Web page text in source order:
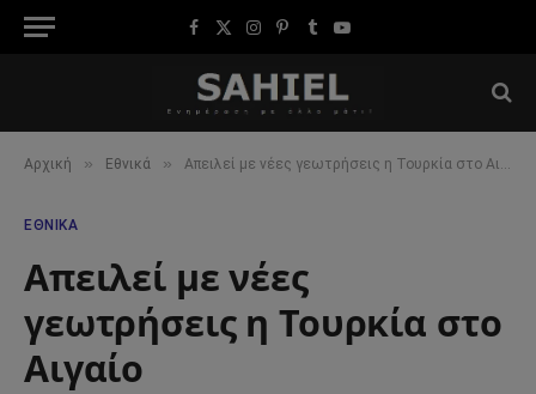
Facebook
X
Instagram
Pinterest
TumblrYouTube
Αρχική » Εθνικά » Απειλεί με νέες γεωτρήσεις η Τουρκία στο Αιγαίο
ΕΘΝΙΚΆ
Απειλεί με νέες
γεωτρήσεις η Τουρκία στο
Αιγαίο